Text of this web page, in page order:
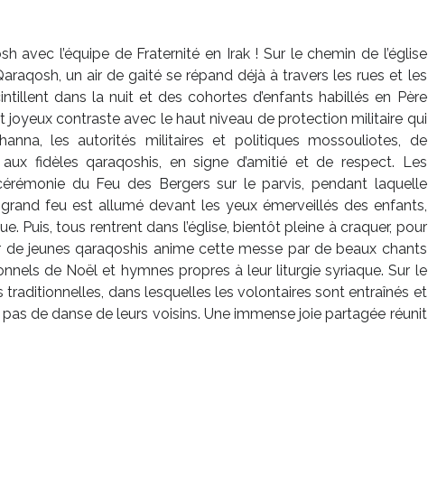
avec l’équipe de Fraternité en Irak ! Sur le chemin de l’église
un air de gaité se répand déjà à travers les rues et les
dans la nuit et des cohortes d’enfants habillés en Père
joyeux contraste avec le haut niveau de protection militaire qui
les autorités militaires et politiques mossouliotes, de
fidèles qaraqoshis, en signe d’amitié et de respect. Les
du Feu des Bergers sur le parvis, pendant laquelle
feu est allumé devant les yeux émerveillés des enfants,
Puis, tous rentrent dans l’église, bientôt pleine à craquer, pour
jeunes qaraqoshis anime cette messe par de beaux chants
de Noël et hymnes propres à leur liturgie syriaque. Sur le
traditionnelles, dans lesquelles les volontaires sont entraînés et
de danse de leurs voisins. Une immense joie partagée réunit